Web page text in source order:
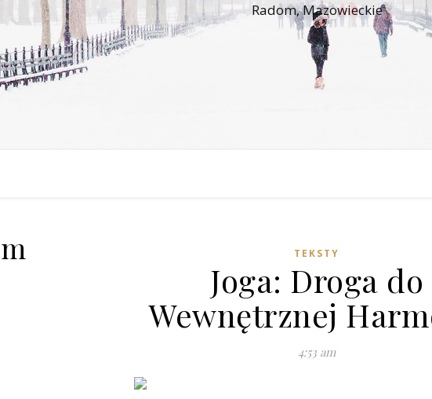
Radom, Mazowieckie
TEKSTY
Joga: Droga do
Wewnętrznej
4:53 am